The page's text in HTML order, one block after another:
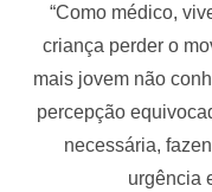
“Como médico,
criança perder o
mais jovem não
percepção
necessária,
urgência